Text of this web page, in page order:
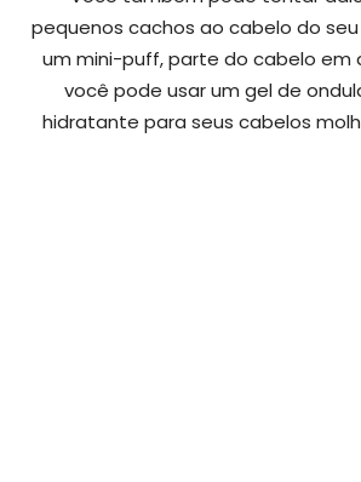
pequenos cachos ao cabelo do seu
um mini-puff, parte do cabelo em
você pode usar um gel de
hidratante para seus cabelos